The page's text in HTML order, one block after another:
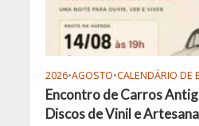
2026•AGOSTO•CALENDÁRIO DE
Encontro de Carros
Discos de Vinil e